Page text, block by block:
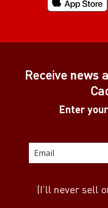
Receive news
Enter
(I’ll never sell